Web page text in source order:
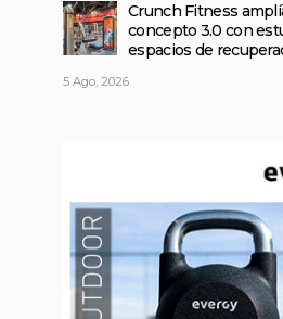
Crunch Fitness
concepto 3.0 con
espacios de
5 Ago, 2026